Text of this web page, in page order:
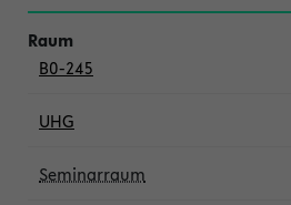
B0-245
UHG
Seminarraum